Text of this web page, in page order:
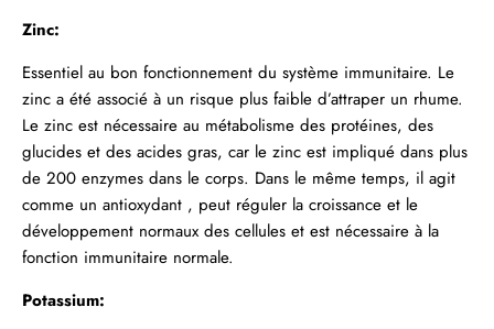
Zinc:
Essentiel au bon fonctionnement du système immunitaire. Le
zinc a été associé à un risque plus faible d’attraper un rhume.
Le zinc est nécessaire au métabolisme des protéines, des
glucides et des acides gras, car le zinc est impliqué dans plus
de 200 enzymes dans le corps. Dans le même temps, il agit
comme un antioxydant , peut réguler la croissance et le
développement normaux des cellules et est nécessaire à la
fonction immunitaire normale.
Potassium: